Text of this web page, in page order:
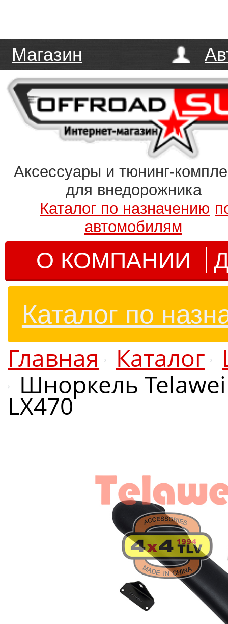
Магазин
Аксессуары и тюнинг-
для внедорожника
Каталог по назначению
автомобилям
О КОМПАНИИ
Каталог по
Главная Каталог
Шноркель
LX470